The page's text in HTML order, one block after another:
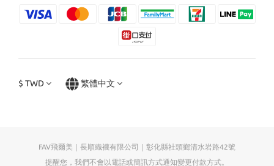
$ TWD 繁體中文
FAV飛爾美｜長順織襪有限公司｜彰化縣社頭鄉清水岩路42號
提醒您，我們不會以電話或簡訊方式通知變更付款方式。